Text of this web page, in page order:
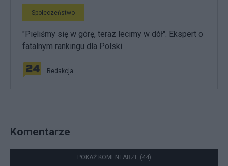
Społeczeństwo
"Pięliśmy się w górę, teraz lecimy w dół". Ekspert o
fatalnym rankingu dla Polski
Redakcja
Komentarze
POKAŻ KOMENTARZE (44)